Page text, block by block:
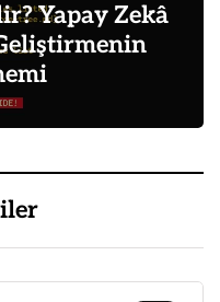
Yapay Zekâ
0